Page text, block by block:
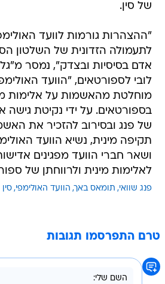
של סין.
"ההצהרות גורמות לוועד
לתעמולה הזדונית של השלטון
אדם בסיסיות ובצדק", נמסר
לובי לספורטאים, "הוועד
מוחלטת מהאשמות על אלימות
בספורטאים. על ידי נקיטת גישה
של פנג ובסירוב להזכיר את
תקיפה מינית, נשיא הוועד
ושאר חברי הוועד מפגינים
לאלימות מינית ולרווחתן של
פנג שוואי תומאס באך הוועד האולימפי סין
טרם התפרסמו תגובות